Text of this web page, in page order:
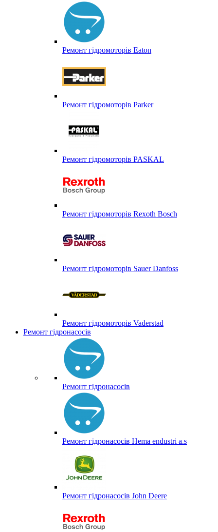
Ремонт гідромоторів Eaton
Ремонт гідромоторів Parker
Ремонт гідромоторів PASKAL
Ремонт гідромоторів Rexoth Bosch
Ремонт гідромоторів Sauer Danfoss
Ремонт гідромоторів Vaderstad
Ремонт гідронасосів
Ремонт гідронасосів
Ремонт гідронасосів Hema endustri a.s
Ремонт гідронасосів John Deere